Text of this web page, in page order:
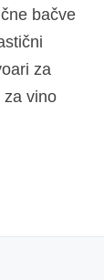
bačve
za
za vino